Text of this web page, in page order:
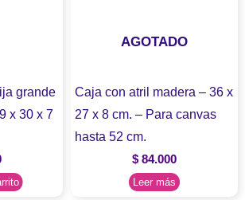
grande
x 30 x 7
AGOTADO
Caja con atril madera – 36 x
27 x 8 cm. – Para canvas
hasta 52 cm.
$84.000
Leer más